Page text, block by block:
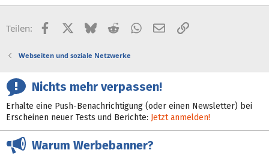
Teilen: FacebookX (Twitter)
BlueskyRedditWhatsApp
E-MailLink
Webseiten und soziale Netzwerke
Nichts mehr verpassen!
Erhalte eine Push-Benachrichtigung (oder einen Newsletter) bei
Erscheinen neuer Tests und Berichte: Jetzt anmelden!
Warum Werbebanner?